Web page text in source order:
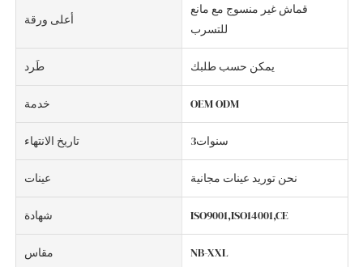
أعلى ورقة
قماش غير منسوج مع مانع
للتسرب
طَرد يمكن حسب طلبك
خدمة OEM ODM
تاريخ الانتهاء سنوات3
عينات نحن توريد عينات مجانية
شهادة ISO9001,ISO14001,CE
مقاس NB-XXL